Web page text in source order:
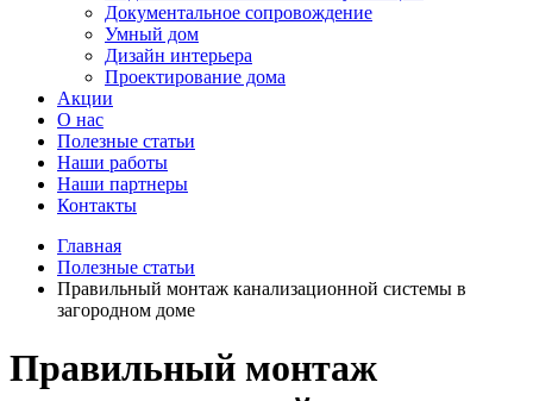
Документальное сопровождение
Умный дом
Дизайн интерьера
Проектирование дома
Акции
О нас
Полезные статьи
Наши работы
Наши партнеры
Контакты
Главная
Полезные статьи
Правильный монтаж канализационной системы в
загородном доме
Правильный монтаж